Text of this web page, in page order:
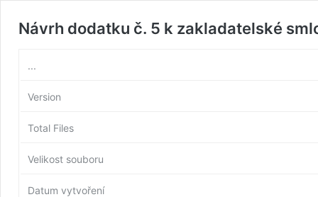
Návrh dodatku č. 5 k zakladatelské
...
Version
Total Files
Velikost souboru
Datum vytvoření